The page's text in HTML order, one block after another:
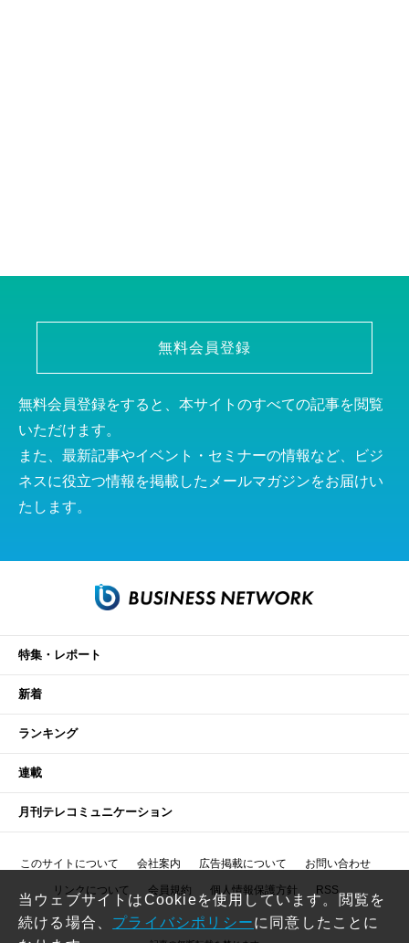
無料会員登録
無料会員登録をすると、本サイトのすべての記事を閲覧
いただけます。
また、最新記事やイベント・セミナーの情報など、ビジ
ネスに役立つ情報を掲載したメールマガジンをお届けい
たします。
特集・レポート
新着
ランキング
連載
月刊テレコミュニケーション
このサイトについて 会社案内 広告掲載について お問い合わせ
リンクについて 会員規約 個人情報保護方針 RSS
当ウェブサイトはCookieを使用しています。閲覧を
続ける場合、 プライバシポリシーに同意したことに